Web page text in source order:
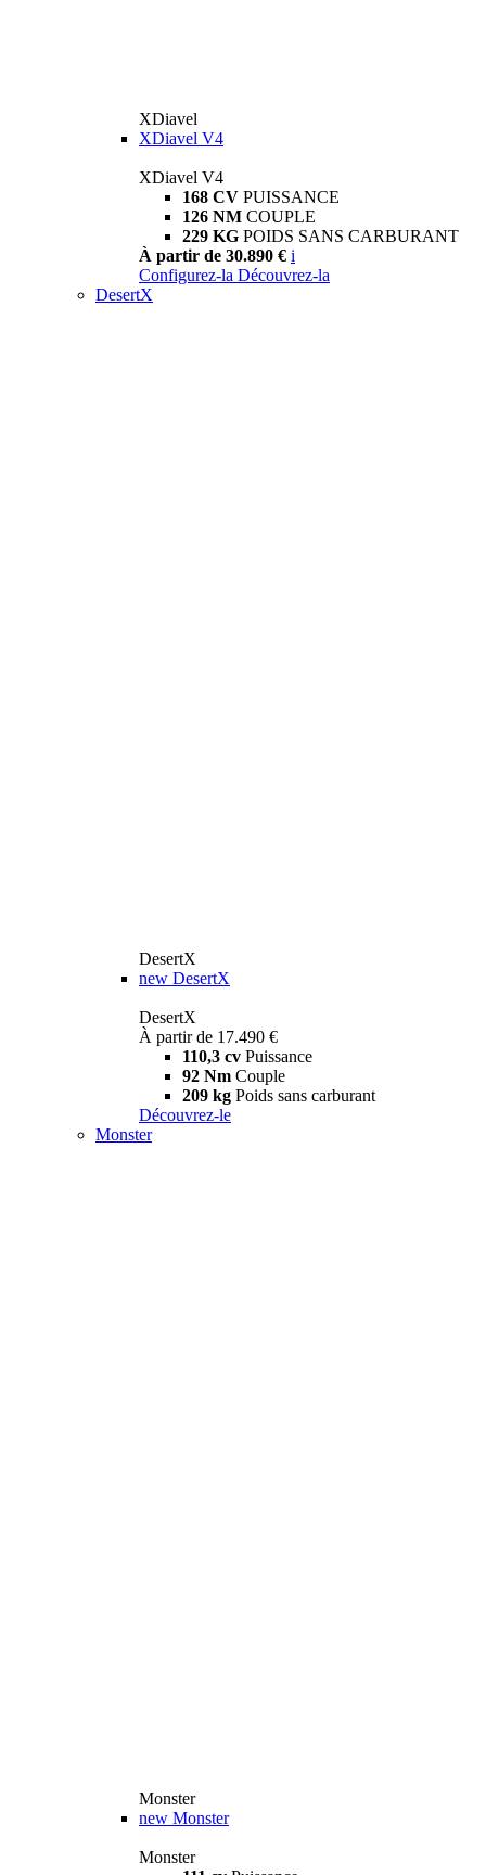
XDiavel
XDiavel V4
XDiavel V4
168 CV PUISSANCE
126 NM COUPLE
229 KG POIDS SANS CARBURANT
À partir de 30.890 € i
Configurez-la Découvrez-la
DesertX
DesertX
new DesertX
DesertX
À partir de 17.490 €
110,3 cv Puissance
92 Nm Couple
209 kg Poids sans carburant
Découvrez-le
Monster
Monster
new Monster
Monster